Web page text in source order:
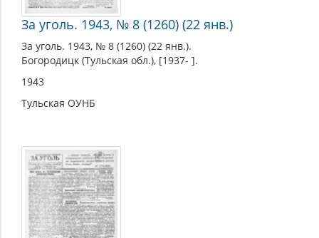
За уголь. 1943, № 8 (1260) (22 янв.)
За уголь. 1943, № 8 (1260) (22 янв.).
Богородицк (Тульская обл.), [1937- ].
1943
Тульская ОУНБ